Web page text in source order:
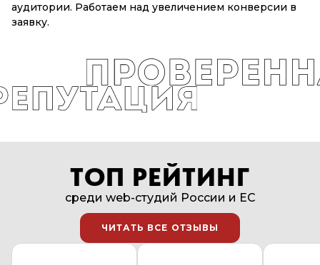
аудитории. Работаем над увеличением конверсии в
заявку.
ТОП РЕЙТИНГ
среди web-студий России и EC
ЧИТАТЬ ВСЕ ОТЗЫВЫ
ЧИТАТЬ ВСЕ ОТЗЫВЫ